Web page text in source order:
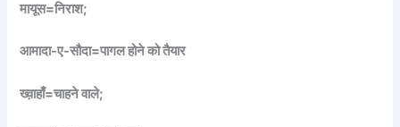
मायूस=निराश;
आमादा-ए-सौदा=पागल होने को तैयार
ख्व़ाहाँ=चाहने वाले;